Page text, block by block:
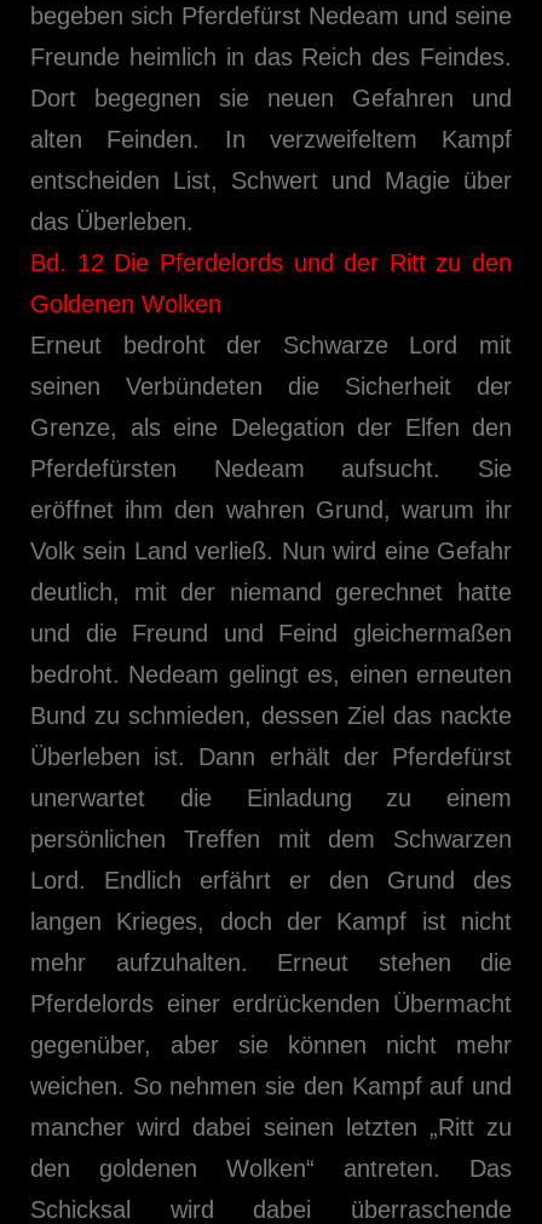
begeben sich Pferdefürst Nedeam und seine
Freunde heimlich in das Reich des Feindes.
Dort begegnen sie neuen Gefahren und
alten Feinden. In verzweifeltem Kampf
entscheiden List, Schwert und Magie über
das Überleben.
Bd. 12 Die Pferdelords und der Ritt zu den
Goldenen Wolken
Erneut bedroht der Schwarze Lord mit
seinen Verbündeten die Sicherheit der
Grenze, als eine Delegation der Elfen den
Pferdefürsten Nedeam aufsucht. Sie
eröffnet ihm den wahren Grund, warum ihr
Volk sein Land verließ. Nun wird eine Gefahr
deutlich, mit der niemand gerechnet hatte
und die Freund und Feind gleichermaßen
bedroht. Nedeam gelingt es, einen erneuten
Bund zu schmieden, dessen Ziel das nackte
Überleben ist. Dann erhält der Pferdefürst
unerwartet die Einladung zu einem
persönlichen Treffen mit dem Schwarzen
Lord. Endlich erfährt er den Grund des
langen Krieges, doch der Kampf ist nicht
mehr aufzuhalten. Erneut stehen die
Pferdelords einer erdrückenden Übermacht
gegenüber, aber sie können nicht mehr
weichen. So nehmen sie den Kampf auf und
mancher wird dabei seinen letzten „Ritt zu
den goldenen Wolken“ antreten. Das
Schicksal wird dabei überraschende